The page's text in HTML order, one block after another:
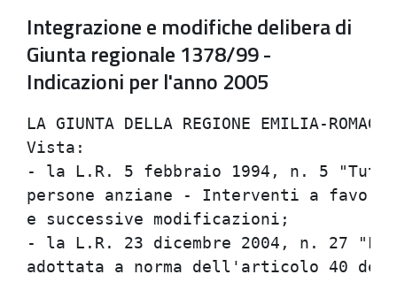
Integrazione e modifiche delibera di
Giunta regionale 1378/99 -
Indicazioni per l'anno 2005
LA GIUNTA DELLA REGIONE EMILIA-ROMAGNA                                          
Vista:                                                                          
- la L.R. 5 febbraio 1994, n. 5 "Tutela e valorizzazione delle                  
persone anziane - Interventi a favore di anziani non autosufficienti"           
e successive modificazioni;                                                     
- la L.R. 23 dicembre 2004, n. 27 "Legge finanziaria regionale                  
adottata a norma dell'articolo 40 della L.R. 15 novembre 2001, n. 40,           
in coincidenza con l'approvazione del Bilancio di previsione per                
l'esercizio finanziario 2005 e del Bilancio pluriennale 2005-2007";             
richiamate:                                                                     
- la propria deliberazione 28 luglio 1997, n. 1455 "Direttiva per i             
criteri di organizzazione e finanziamento della funzione di                     
lungodegenza post-acuzie e riabilitazione estensiva nell'ambito della           
rimodulazione dell'assistenza ospedaliera nelle Aziende sanitarie               
della Regione Emilia-Romagna";                                                  
- la propria deliberazione  26 luglio 1999, n. 1378 "Direttiva per              
l'integrazione di prestazioni sociali e sanitarie ed a rilievo                  
sanitario a favore di anziani non autosufficienti assistiti nei                 
Servizi integrati socio-sanitari di cui all'art. 20 della L.R.                  
5/94";                                                                          
- la propria deliberazione 16 febbraio 2000, n. 210 "Integrazione               
delibera Giunta regionale 26 luglio 1999, n. 1378";                             
- la propria deliberazione 26 aprile 2001, n. 601 "Integrazione e               
modifiche delibera Giunta regionale 26 luglio 1999, n. 1378";                   
- la propria deliberazione 10 dicembre 2001, n. 2723 "Integrazione e            
modifiche delibera Giunta regionale 26 luglio 1999, n. 1378";                   
- la propria deliberazione 10 febbraio 2003, n. 183 "Integrazioni e             
modifiche delibera Giunta regionale 1378/99";                                   
- la propria deliberazione 1 marzo 2004, n. 377 "Integrazioni e                 
modifiche DGR 1378/99. Indicazioni per il 2004";                                
- la determinazione  del Direttore generale Sanita' e Politiche                 
sociali n. 222 del 23 gennaio 2002 "Rettifica oneri a rilievo                   
sanitario per conversione in Euro delibera Giunta regionale n. 2723             
del 20 dicembre 2001";                                                          
- la propria deliberazione 25 febbraio 2002, n. 295 "Recepimento del            
DPCM 29 novembre 2001 definizione dei livelli essenziali di                     
assistenza pubblicato nella Gazzetta Ufficiale dell'8/2/2002 Supp.              
Ordinario n. 26: determinazioni conseguenti";                                   
- il decreto del Presidente del Consiglio dei Ministri 14 febbraio              
2001 "Atto di indirizzo e coordinamento in materia di prestazioni               
socio-sanitarie";                                                               
- il Documento del Governo di Programmazione economica e finanziaria            
e la Relazione Previsionale Programmatica per l'anno 2005;                      
- la L.R. 12 marzo 2003, n. 2 "Norme per la promozione della                    
cittadinanza sociale e per la realizzazione del sistema integrato di            
interventi e servizi sociali";                                                  
considerato:                                                                    
- l'aumento dei costi di gestione dei servizi della rete per anziani            
non autosufficienti registrato nell'anno 2004, risultato superiore              
all'indice di inflazione programmata;                                           
- l'aumento dei costi previsti per l'anno 2005, con particolare                 
riferimento a quelli conseguenti al rinnovo dei contratti di lavoro,            
gia' siglati o in fase di definizione;                                          
- l'opportunita' di assicurare il rispetto di quanto previsto                   
nell'Allegato 1C del DPCM 29 novembre 2001 definizione dei livelli              
essenziali di assistenza, pubblicato nella GU dell'8/2/2002 per